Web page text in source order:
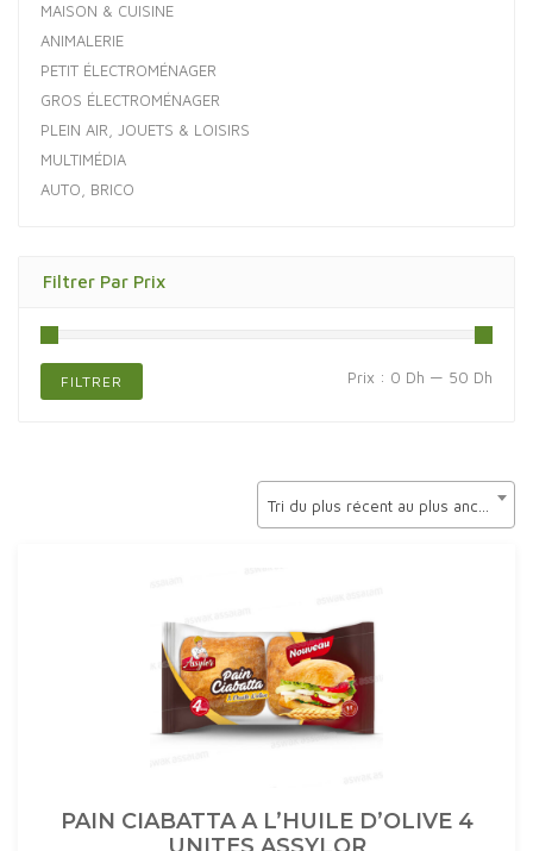
MAISON & CUISINE
ANIMALERIE
PETIT ÉLECTROMÉNAGER
GROS ÉLECTROMÉNAGER
PLEIN AIR, JOUETS & LOISIRS
MULTIMÉDIA
AUTO, BRICO
Filtrer Par Prix
FILTRER Prix : 0 Dh — 50 Dh
PAIN CIABATTA A L’HUILE D’OLIVE 4